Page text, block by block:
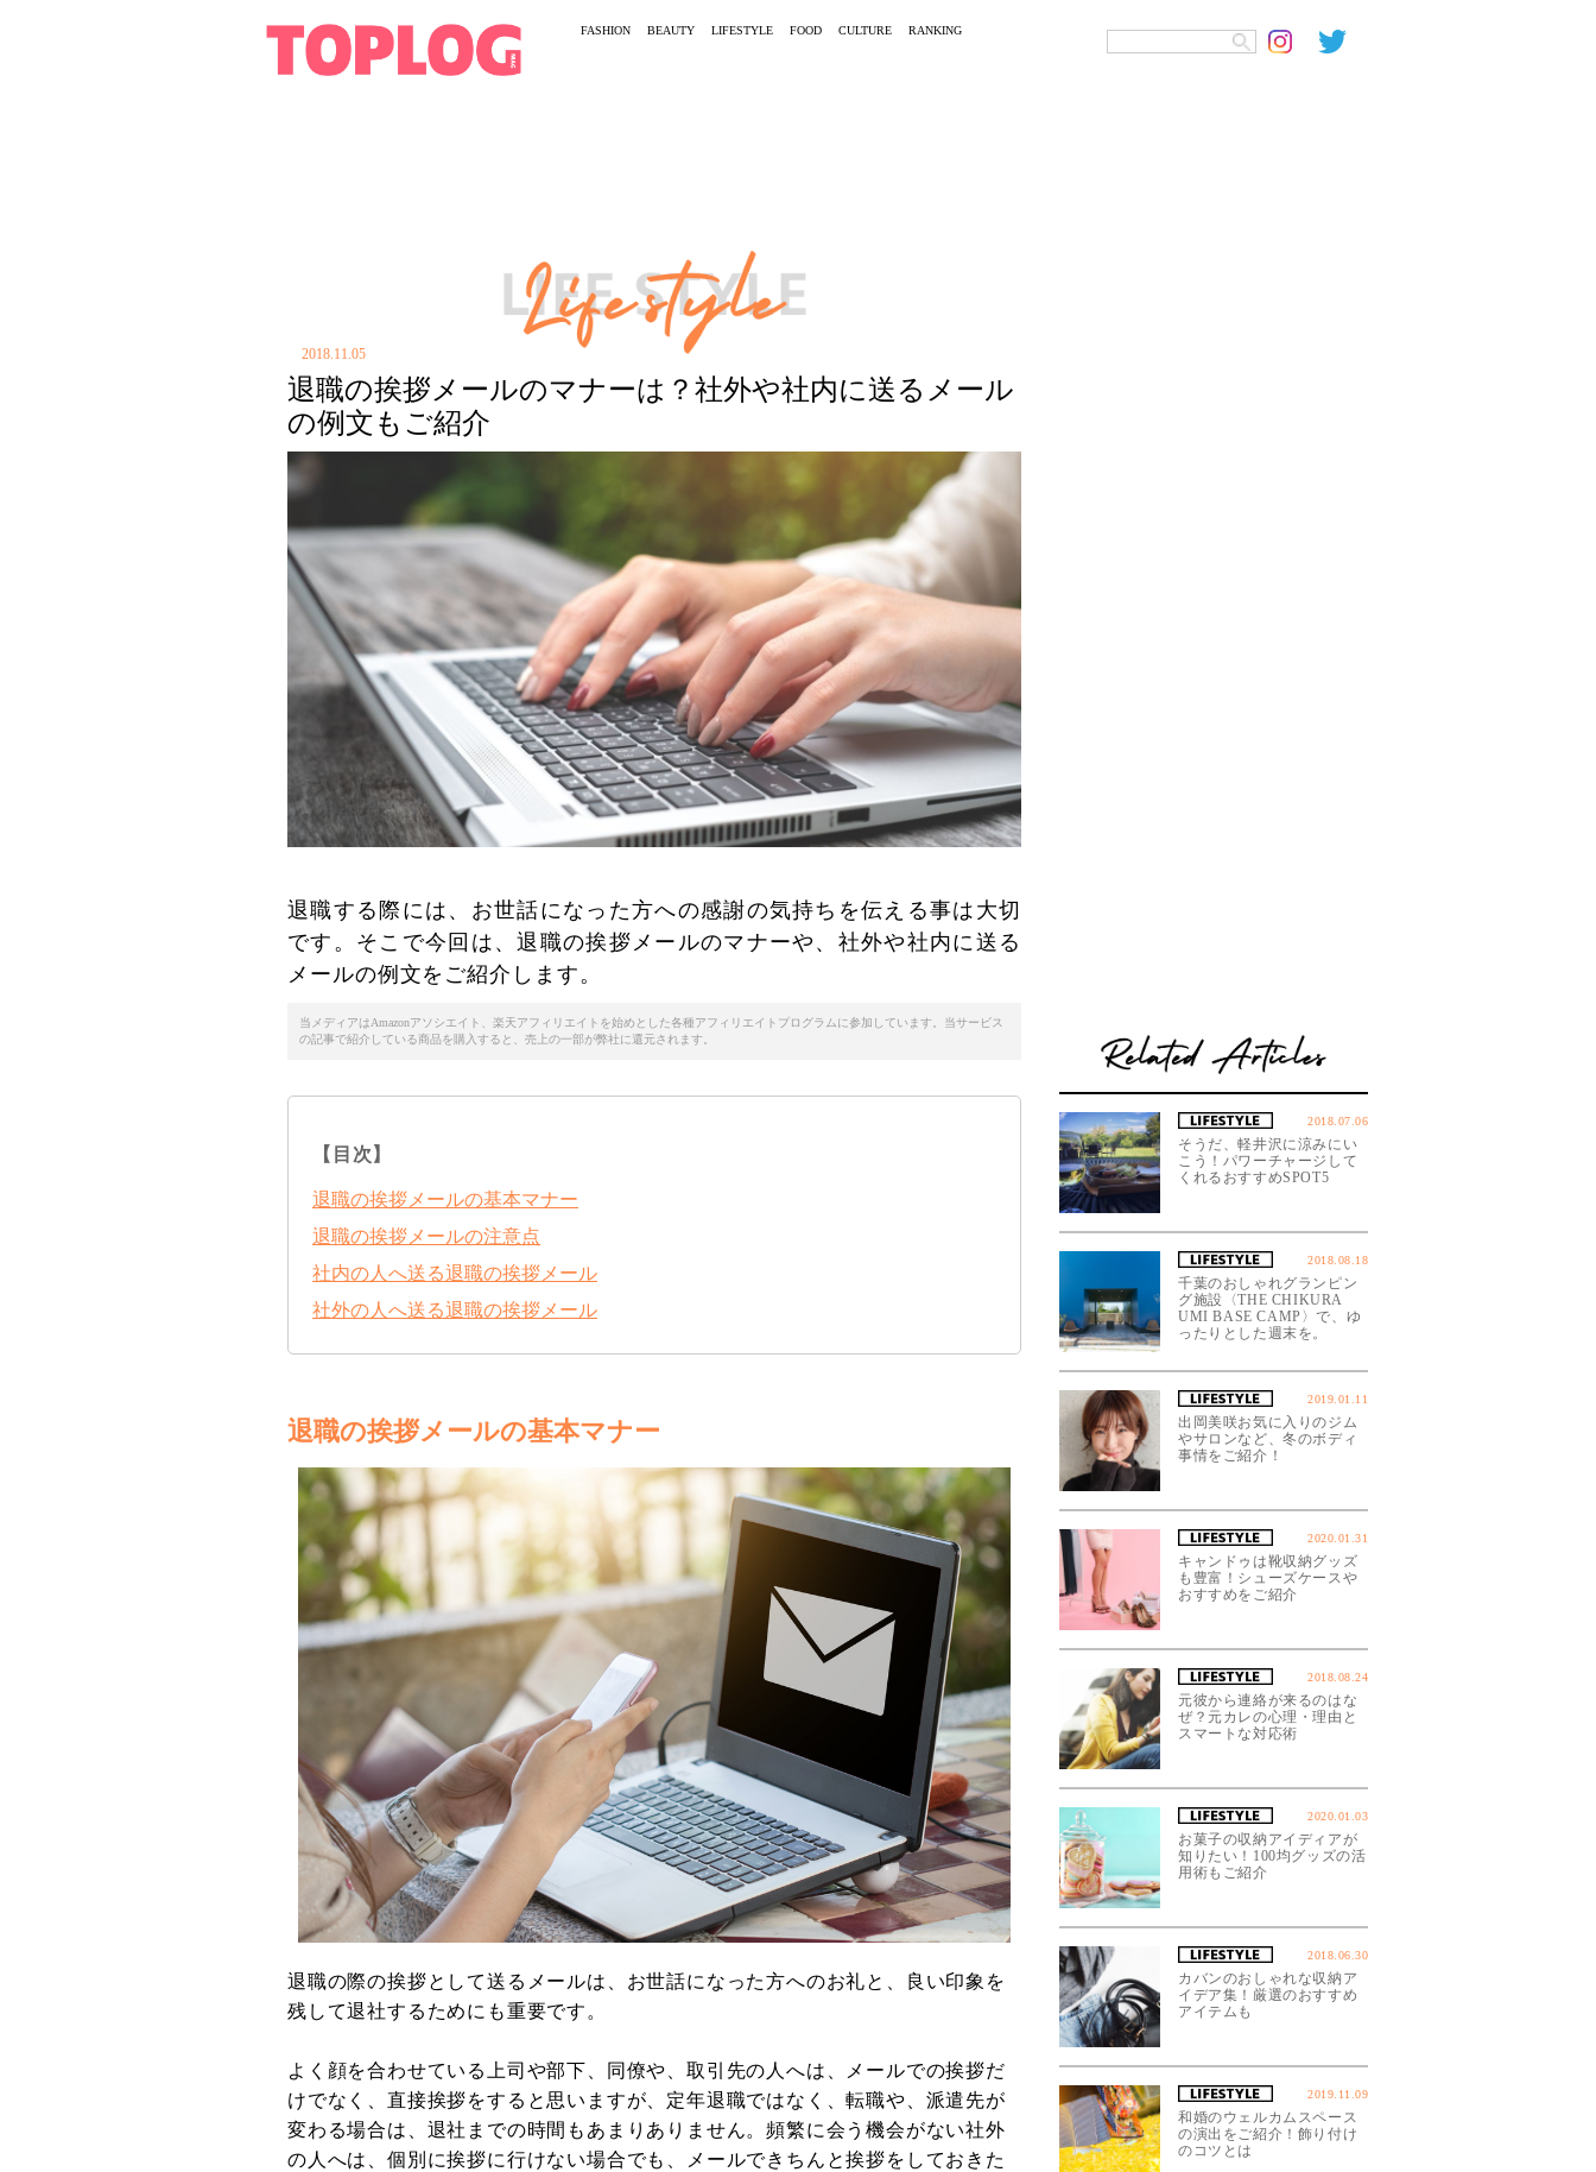
FASHION BEAUTY LIFESTYLE FOOD CULTURE RANKING
2018.11.05
退職の挨拶メールのマナーは？社外や社内に送るメール
の例文もご紹介
退職する際には、お世話になった方への感謝の気持ちを伝える事は大切
です。そこで今回は、退職の挨拶メールのマナーや、社外や社内に送る
メールの例文をご紹介します。
当メディアはAmazonアソシエイト、楽天アフィリエイトを始めとした各種アフィリエイトプログラムに参加しています。当サービス
の記事で紹介している商品を購入すると、売上の一部が弊社に還元されます。
【目次】
退職の挨拶メールの基本マナー
退職の挨拶メールの注意点
社内の人へ送る退職の挨拶メール
社外の人へ送る退職の挨拶メール
退職の挨拶メールの基本マナー
退職の際の挨拶として送るメールは、お世話になった方へのお礼と、良い印象を
残して退社するためにも重要です。
よく顔を合わせている上司や部下、同僚や、取引先の人へは、メールでの挨拶だ
けでなく、直接挨拶をすると思いますが、定年退職ではなく、転職や、派遣先が
変わる場合は、退社までの時間もあまりありません。頻繁に会う機会がない社外
の人へは、個別に挨拶に行けない場合でも、メールできちんと挨拶をしておきた
2018.07.06
そうだ、軽井沢に涼みにい
こう！パワーチャージして
くれるおすすめSPOT5
2018.08.18
千葉のおしゃれグランピン
グ施設〈THE CHIKURA
UMI BASE CAMP〉で、ゆ
ったりとした週末を。
2019.01.11
出岡美咲お気に入りのジム
やサロンなど、冬のボディ
事情をご紹介！
2020.01.31
キャンドゥは靴収納グッズ
も豊富！シューズケースや
おすすめをご紹介
2018.08.24
元彼から連絡が来るのはな
ぜ？元カレの心理・理由と
スマートな対応術
2020.01.03
お菓子の収納アイディアが
知りたい！100均グッズの活
用術もご紹介
2018.06.30
カバンのおしゃれな収納ア
イデア集！厳選のおすすめ
アイテムも
2019.11.09
和婚のウェルカムスペース
の演出をご紹介！飾り付け
のコツとは